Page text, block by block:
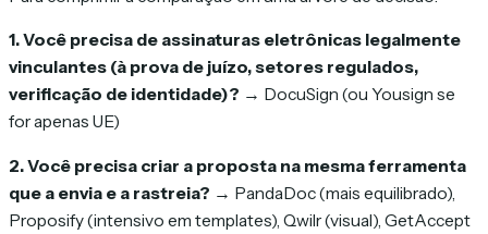
1. Você precisa de assinaturas eletrônicas legalmente
vinculantes (à prova de juízo, setores regulados,
verificação de identidade)? → DocuSign (ou Yousign se
for apenas UE)
2. Você precisa criar a proposta na mesma ferramenta
que a envia e a rastreia? → PandaDoc (mais equilibrado),
Proposify (intensivo em templates), Qwilr (visual), GetAccept